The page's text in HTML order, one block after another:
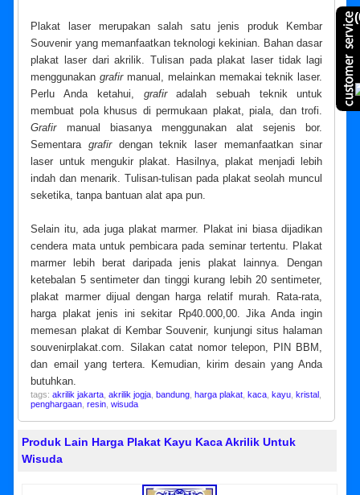
Plakat laser merupakan salah satu jenis produk Kembar
Souvenir yang memanfaatkan teknologi kekinian. Bahan dasar
plakat laser dari akrilik. Tulisan pada plakat laser tidak lagi
menggunakangrafirmanual, melainkan memakai teknik laser.
Perlu Anda ketahui, grafiradalah sebuah teknik untuk
membuat pola khusus di permukaan plakat, piala, dan trofi.
Grafirmanual biasanya menggunakan alat sejenis bor.
Sementaragrafirdengan teknik laser memanfaatkan sinar
laser untuk mengukir plakat. Hasilnya, plakat menjadi lebih
indah dan menarik. Tulisan-tulisan pada plakat seolah muncul
seketika, tanpa bantuan alat apa pun.
Selain itu, ada juga plakat marmer. Plakat ini biasa dijadikan
cendera mata untuk pembicara pada seminar tertentu. Plakat
marmer lebih berat daripada jenis plakat lainnya. Dengan
ketebalan 5 sentimeter dan tinggi kurang lebih 20 sentimeter,
plakat marmer dijual dengan harga relatif murah. Rata-rata,
harga plakat jenis ini sekitar Rp40.000,00. Jika Anda ingin
memesan plakat di Kembar Souvenir, kunjungi situs halaman
souvenirplakat.com. Silakan catat nomor telepon, PIN BBM,
dan email yang tertera. Kemudian, kirim desain yang Anda
butuhkan.
tags:akrilik jakarta ,akrilik jogja ,bandung ,harga plakat ,kaca ,kayu ,kristal
penghargaan ,resin ,wisuda
Produk Lain Harga Plakat Kayu Kaca Akrilik Untuk
Wisuda